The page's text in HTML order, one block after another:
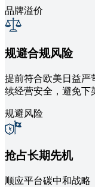
品牌溢价
规避合规风险
提前符合欧美日益严
续经营安全，避免下
规避风险
抢占长期先机
顺应平台碳中和战略